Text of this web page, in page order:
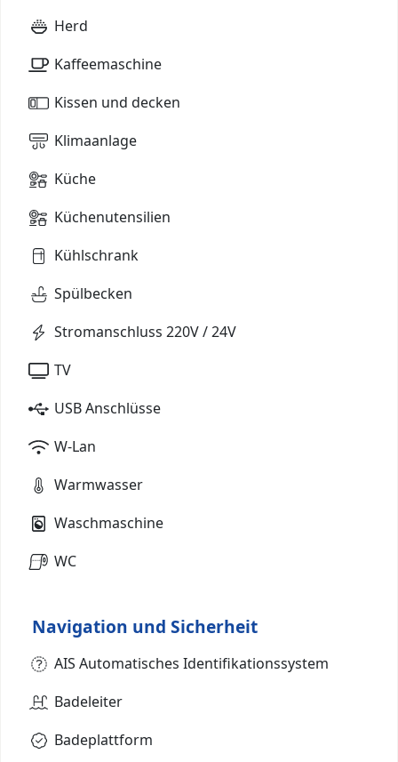
Herd
Kaffeemaschine
Kissen und decken
Klimaanlage
Küche
Küchenutensilien
Kühlschrank
Spülbecken
Stromanschluss 220V / 24V
TV
USB Anschlüsse
W-Lan
Warmwasser
Waschmaschine
WC
Navigation und Sicherheit
AIS Automatisches Identifikationssystem
Badeleiter
Badeplattform